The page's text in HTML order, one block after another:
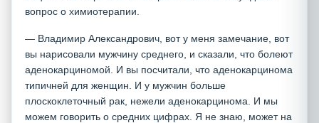
вопрос о химиотерапии.
— Владимир Александрович, вот у меня замечание, вот
вы нарисовали мужчину среднего, и сказали, что болеют
аденокарциномой. И вы посчитали, что аденокарцинома
типичней для женщин. И у мужчин больше
плоскоклеточный рак, нежели аденокарцинома. И мы
можем говорить о средних цифрах. Я не знаю, может на